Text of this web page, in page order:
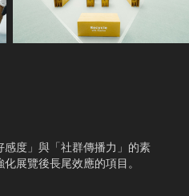
度」與「社群傳播力」的素
展覽後長尾效應的項目。